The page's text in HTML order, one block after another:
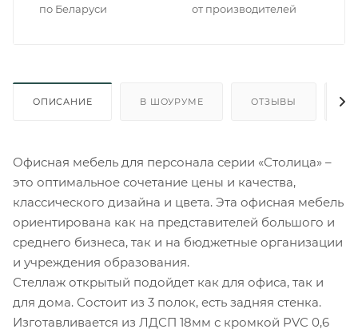
по Беларуси
от производителей
ОПИСАНИЕ В ШОУРУМЕ ОТЗЫВЫ
Офисная мебель для персонала серии «Столица» –
это оптимальное сочетание цены и качества,
классического дизайна и цвета. Эта офисная мебель
ориентирована как на представителей большого и
среднего бизнеса, так и на бюджетные организации
и учреждения образования.
Стеллаж открытый подойдет как для офиса, так и
для дома. Состоит из 3 полок, есть задняя стенка.
Изготавливается из ЛДСП 18мм с кромкой PVC 0,6